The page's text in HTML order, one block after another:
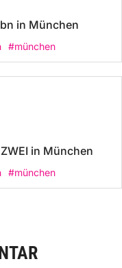
in München
#münchen
in München
#münchen